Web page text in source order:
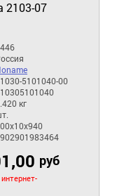
2103-07
5101040-00
кг
руб